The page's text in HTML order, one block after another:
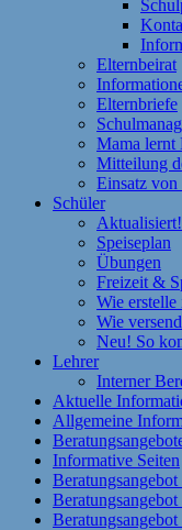
Elternbeirat
Elternbriefe
Mama lernt
Mitteilung
Einsatz
Schüler
Speiseplan
Übungen
Freizeit &
Wie
Wie
Neu! So
Lehrer
Interner
Aktuelle
Allgemeine
Informative Seiten